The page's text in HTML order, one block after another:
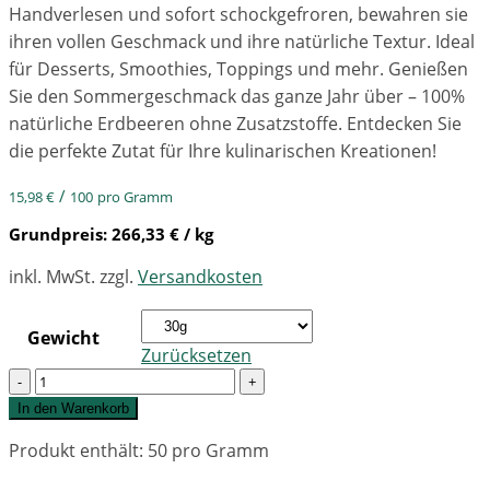
Handverlesen und sofort schockgefroren, bewahren sie
ihren vollen Geschmack und ihre natürliche Textur. Ideal
für Desserts, Smoothies, Toppings und mehr. Genießen
Sie den Sommergeschmack das ganze Jahr über – 100%
natürliche Erdbeeren ohne Zusatzstoffe. Entdecken Sie
die perfekte Zutat für Ihre kulinarischen Kreationen!
15,98€ / 100 pro Gramm
Grundpreis: 266,33 € / kg
inkl. MwSt. zzgl. Versandkosten
Gewicht
Zurücksetzen
Quantity
In den Warenkorb
Produkt enthält: 50 pro Gramm